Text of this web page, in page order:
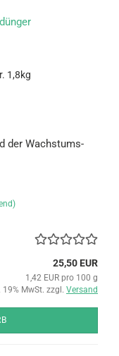
1,8kg
der Wachs­tums­
25,50 EUR
1,42 EUR pro 100 g
19% MwSt. zzgl. Versand